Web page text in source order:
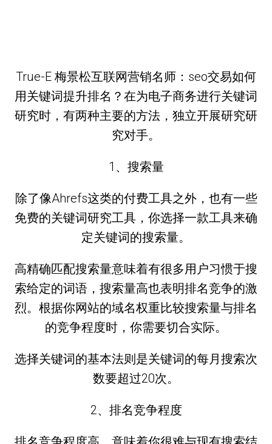
True-E 梅景松互联网营销名师：seo交易如何
用关键词提升排名？在为电子商务进行关键词
研究时，有两种主要的方法，独立开展研究研
究对手。
1、搜索量
除了像Ahrefs这类的付费工具之外，也有一些
免费的关键词研究工具，你选择一款工具来确
定关键词的搜索量。
高精确匹配搜索量意味着有很多用户习惯于搜
索给定的词语，搜索量高也表明排名竞争的激
烈。根据你网站的域名权重比较搜索量与排名
的竞争程度时，你需要切合实际。
选择关键词的基本法则是关键词的每月搜索次
数要超过20次。
2、排名竞争程度